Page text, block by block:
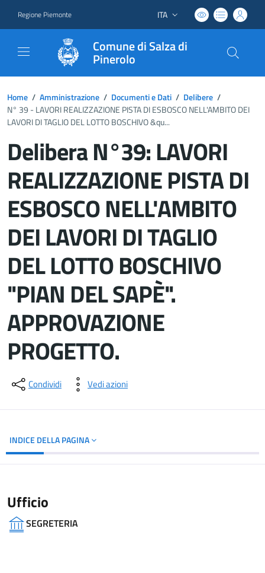
Regione Piemonte Lingua attiva:
ITA
Comune di Salza di
Pinerolo
Home / Amministrazione / Documenti e Dati / Delibere /
N° 39 - LAVORI REALIZZAZIONE PISTA DI ESBOSCO NELL'AMBITO DEI
LAVORI DI TAGLIO DEL LOTTO BOSCHIVO &qu...
Delibera N°39: LAVORI
REALIZZAZIONE PISTA DI
ESBOSCO NELL'AMBITO
DEI LAVORI DI TAGLIO
DEL LOTTO BOSCHIVO
"PIAN DEL SAPÈ".
APPROVAZIONE
PROGETTO.
Dettagli del documento
Condividi Vedi azioni
INDICE DELLA PAGINA
Ufficio
SEGRETERIA